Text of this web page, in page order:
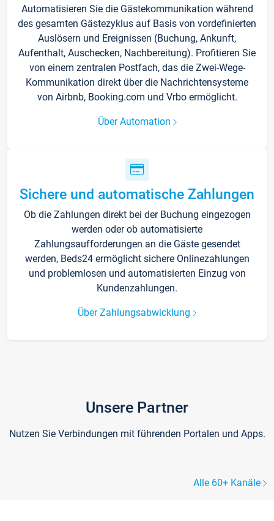
Automatisieren Sie die Gästekommunikation während
des gesamten Gästezyklus auf Basis von vordefinierten
Auslösern und Ereignissen (Buchung, Ankunft,
Aufenthalt, Auschecken, Nachbereitung). Profitieren Sie
von einem zentralen Postfach, das die Zwei-Wege-
Kommunikation direkt über die Nachrichtensysteme
von Airbnb, Booking.com und Vrbo ermöglicht.
Über Automation
Sichere und automatische Zahlungen
Ob die Zahlungen direkt bei der Buchung eingezogen
werden oder ob automatisierte
Zahlungsaufforderungen an die Gäste gesendet
werden, Beds24 ermöglicht sichere Onlinezahlungen
und problemlosen und automatisierten Einzug von
Kundenzahlungen.
Über Zahlungsabwicklung
Unsere Partner
Nutzen Sie Verbindungen mit führenden Portalen und Apps.
Alle 60+ Kanäle